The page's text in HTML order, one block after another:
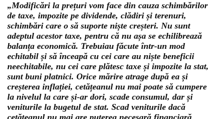
„Modificări la prețuri vom face din cauza schimbărilor
de taxe, impozite pe dividende, clădiri și terenuri,
schimbări care o să suporte niște creșteri. Nu sunt
adeptul acestor taxe, pentru că nu așa se echilibrează
balanța economică. Trebuiau făcute într-un mod
echitabil și să înceapă cu cei care au niște beneficii
neechitabile, nu cei care plătesc taxe și impozite la stat,
sunt buni platnici. Orice mărire atrage după ea și
creșterea inflației, cetățeanul nu mai poate să cumpere
la nivelul la care și-ar dori, scade consumul, dar și
veniturile la bugetul de stat. Scad veniturile dacă
cetățeanul nu mai are puterea necesară financiară